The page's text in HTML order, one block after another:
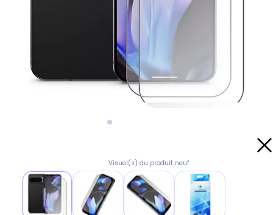
Visuel(s) du produit neuf